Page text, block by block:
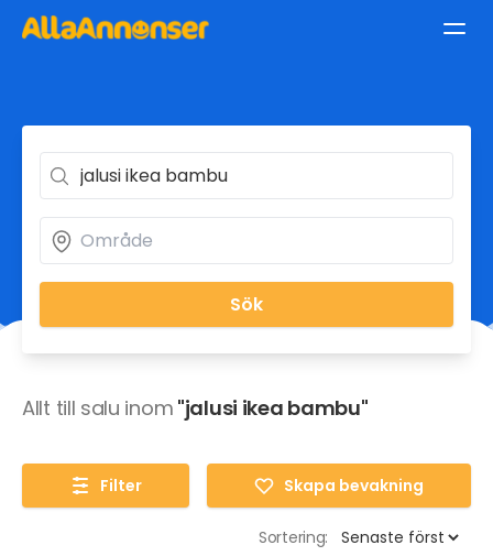
Sök
Allt till salu inom "jalusi ikea bambu"
Filter Skapa bevakning
Sortering: